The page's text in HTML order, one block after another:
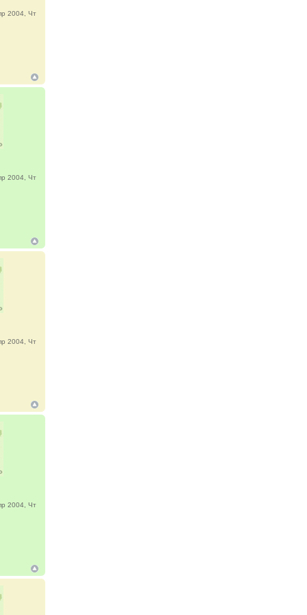
2004, Чт
2004, Чт
2004, Чт
2004, Чт